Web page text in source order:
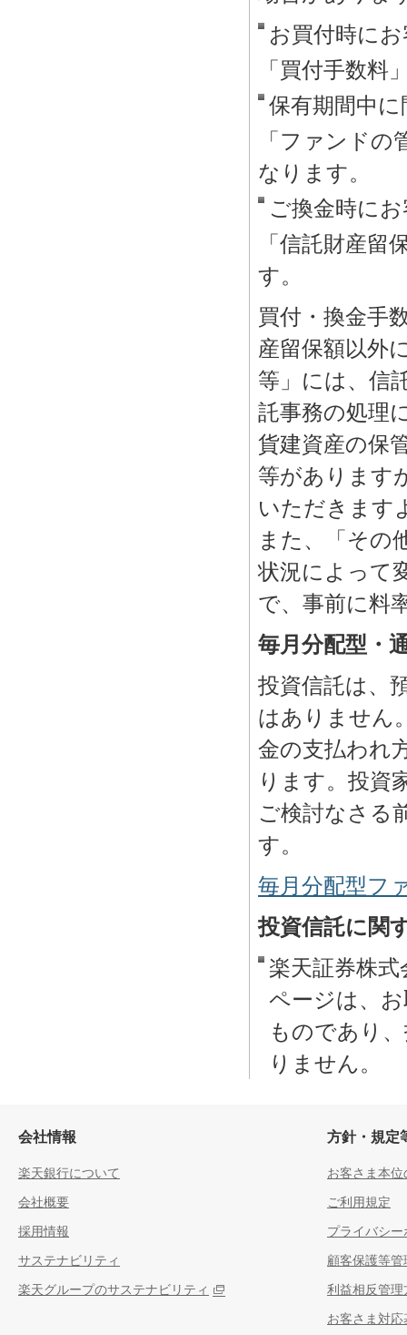
会社情報
楽天銀行について
会社概要
採用情報
サステナビリティ
楽天グループのサステナビリティ
方針・規定
お客さま本
ご利用規定
プライバシー
顧客保護等管
利益相反管理
お客さま対応